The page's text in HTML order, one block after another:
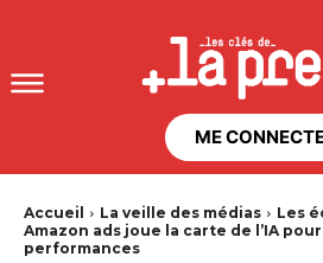
ME
Accueil La veille des médias
Les
Amazon ads joue la carte de l’IA
performances